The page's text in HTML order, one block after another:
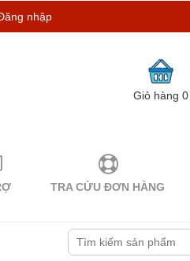
nhập
Giỏ hàng0
TRA CỨU ĐƠN HÀNG